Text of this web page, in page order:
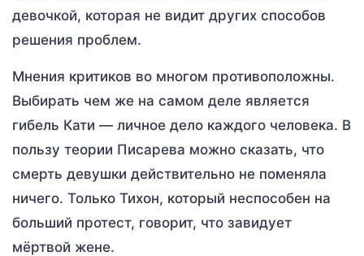
девочкой, которая не видит других способов
решения проблем.
Мнения критиков во многом противоположны.
Выбирать чем же на самом деле является
гибель Кати — личное дело каждого человека. В
пользу теории Писарева можно сказать, что
смерть девушки действительно не поменяла
ничего. Только Тихон, который неспособен на
больший протест, говорит, что завидует
мёртвой жене.